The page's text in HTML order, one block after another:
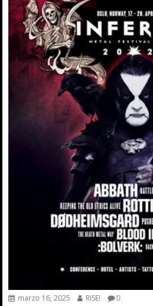
marzo 16, 2025 RISE! 0